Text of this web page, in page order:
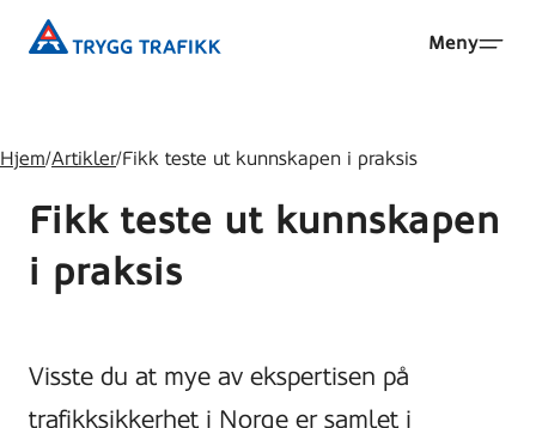
Trygg
Meny
Hjem/Artikler/Fikk teste ut kunnskapen i praksis
Fikk teste ut kunnskapen
i praksis
Visste du at mye av ekspertisen på
trafikksikkerhet i Norge er samlet i